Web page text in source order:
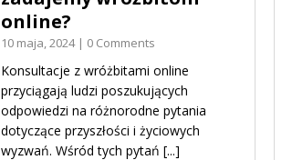
online?
10 maja, 2024 | 0 Comments
Konsultacje z wróżbitami online
przyciągają ludzi poszukujących
odpowiedzi na różnorodne pytania
dotyczące przyszłości i życiowych
wyzwań. Wśród tych pytań [...]